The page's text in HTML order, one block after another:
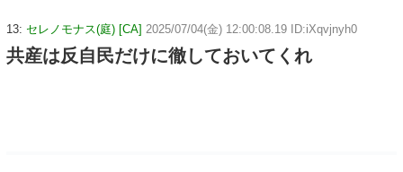
13: セレノモナス(庭) [CA] 2025/07/04(金) 12:00:08.19 ID:iXqvjnyh0
共産は反自民だけに徹しておいてくれ